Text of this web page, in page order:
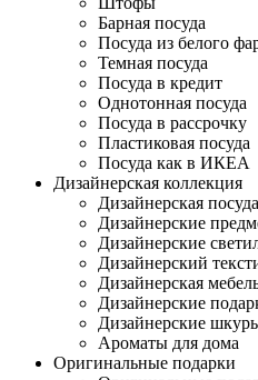
Барная посуда
Посуда из белого
Темная посуда
Посуда в кредит
Однотонная посуда
Посуда в рассрочку
Пластиковая посуда
Посуда как в ИКЕА
Дизайнерская коллекция
Дизайнерская посуда
Дизайнерские
Дизайнерские
Дизайнерский
Дизайнерская
Дизайнерские
Дизайнерские
Ароматы для дома
Оригинальные подарки